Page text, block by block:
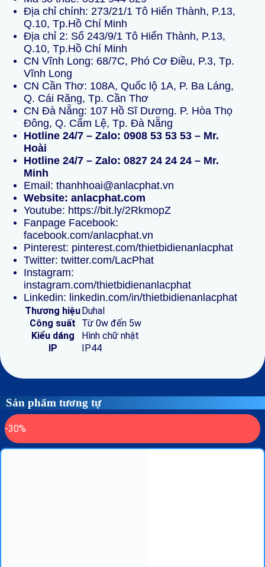
Địa chỉ chính: 273/21/1 Tô Hiến Thành, P.13,
Q.10, Tp.Hồ Chí Minh
Địa chỉ 2: Số 243/9/1 Tô Hiến Thành, P.13,
Q.10, Tp.Hồ Chí Minh
CN Vĩnh Long: 68/7C, Phó Cơ Điều, P.3, Tp.
Vĩnh Long
CN Cần Thơ: 108A, Quốc lộ 1A, P. Ba Láng,
Q. Cái Răng, Tp. Cần Thơ
CN Đà Nẵng: 107 Hồ Sĩ Dương. P. Hòa Thọ
Đông, Q. Cẩm Lệ, Tp. Đà Nẵng
Hotline 24/7 – Zalo: 0908 53 53 53 – Mr.
Hoài
Hotline 24/7 – Zalo: 0827 24 24 24 – Mr.
Minh
Email: thanhhoai@anlacphat.vn
Website: anlacphat.com
Youtube: https://bit.ly/2RkmopZ
Fanpage Facebook:
facebook.com/anlacphat.vn
Pinterest: pinterest.com/thietbidienanlacphat
Twitter: twitter.com/LacPhat
Instagram:
instagram.com/thietbidienanlacphat
Linkedin: linkedin.com/in/thietbidienanlacphat
Thương hiệuDuhal
Công suất
Từ 0w đến 5w
Kiểu dáng
Hình chữ nhật
IP
IP44
Sản phẩm tương tự
-30%